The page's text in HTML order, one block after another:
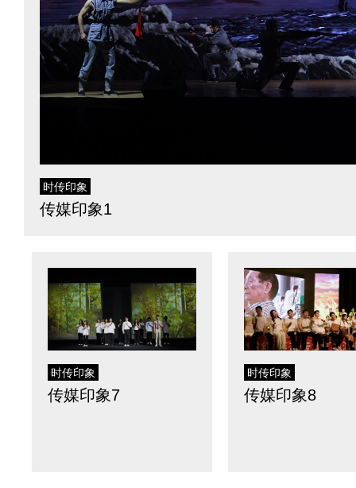
时传印象
传媒印象1
时传印象
传媒印象7
时传印象
传媒印象8